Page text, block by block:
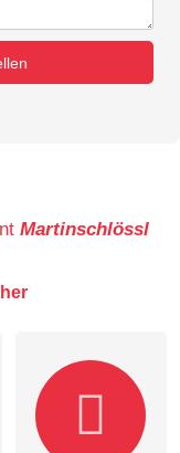
Martinschlössl